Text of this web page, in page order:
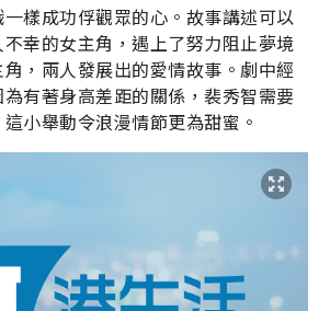
樣成功俘觀眾的心。故事講述可以
幸的女主角，遇上了努力阻止夢境
，兩人發展出的愛情故事。劇中經
有著身高差距的關係，裴秀智需要
小舉動令浪漫情節更為甜蜜。